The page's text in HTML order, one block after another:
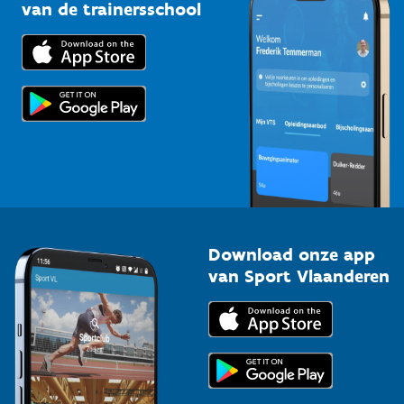
Trainers en begeleiders
Topsporters
Downloads
Voor de pers
van de trainersschool
Download onze app
van Sport Vlaanderen